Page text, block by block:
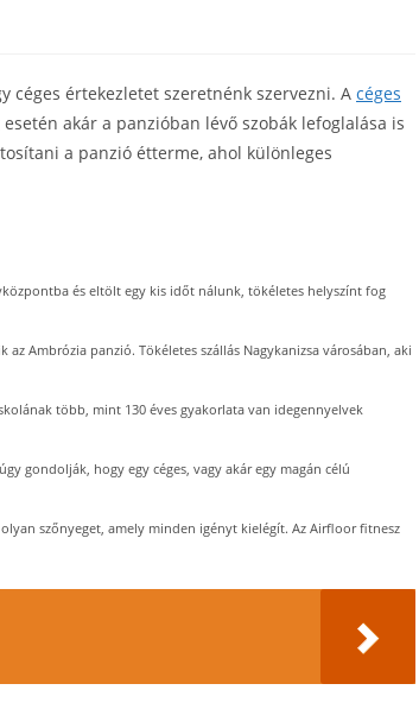
céges értekezletet szeretnénk szervezni. A céges
akár a panzióban lévő szobák lefoglalása is
a panzió étterme, ahol különleges
és eltölt egy kis időt nálunk, tökéletes helyszínt fog
az Ambrózia panzió. Tökéletes szállás Nagykanizsa városában, aki
több, mint 130 éves gyakorlata van idegennyelvek
gondolják, hogy egy céges, vagy akár egy magán célú
szőnyeget, amely minden igényt kielégít. Az Airfloor fitnesz